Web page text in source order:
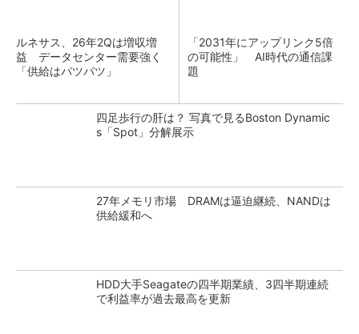
ルネサス、26年2Qは増収増
益 データセンター需要強く
「供給はパツパツ」
「2031年にアップリンク5倍
の可能性」 AI時代の通信課
題
四足歩行の肝は？ 写真で見るBoston Dynamic
s「Spot」分解展示
27年メモリ市場 DRAMは逼迫継続、NANDは
供給緩和へ
HDD大手Seagateの四半期業績、3四半期連続
で利益率が過去最高を更新